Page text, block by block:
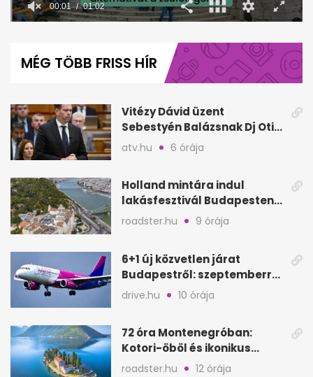
minute,
MÉG TÖBB FRISS HÍR
Vitézy Dávid üzent
Sebestyén Balázsnak Dj Oti
Sziget-bulija után
atv.hu 6 órája
Holland mintára indul
lakásfesztivál Budapesten:
koncertek egy napig
roadster.hu 9 órája
6+1 új közvetlen járat
Budapestről: szeptemberre
kész, gyors kiruccanások
drive.hu 10 órája
72 óra Montenegróban:
Kotori-öböl és ikonikus
tengerpart 3 nap alatt
roadster.hu 12 órája